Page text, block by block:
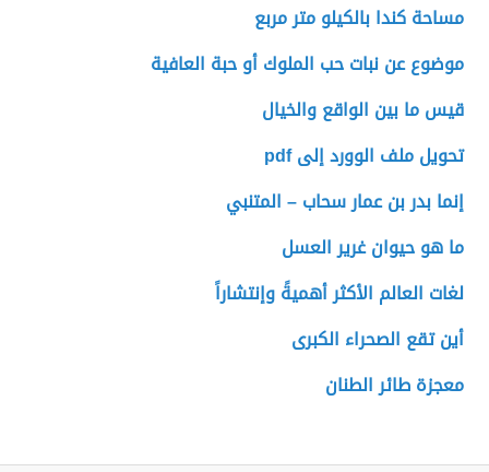
مساحة كندا بالكيلو متر مربع
موضوع عن نبات حب الملوك أو حبة العافية
قيس ما بين الواقع والخيال
تحويل ملف الوورد إلى pdf
إنما بدر بن عمار سحاب – المتنبي
ما هو حيوان غرير العسل
لغات العالم الأكثر أهميةً وإنتشاراً
أين تقع الصحراء الكبرى
معجزة طائر الطنان